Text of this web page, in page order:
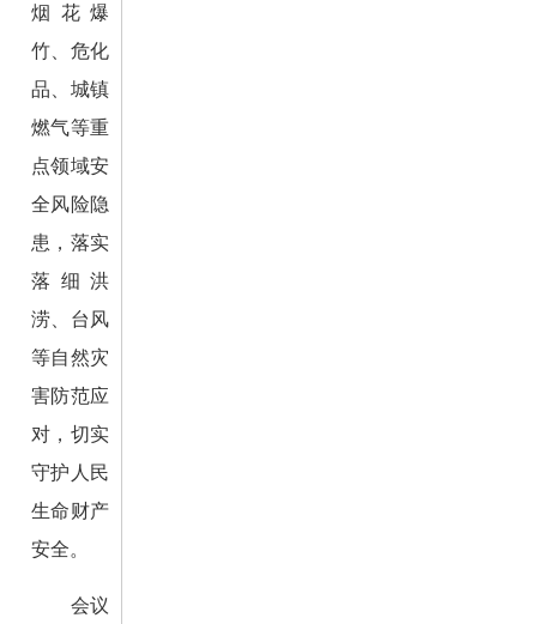
烟花爆
竹、危化
品、城镇
燃气等重
点领域安
全风险隐
患，落实
落细洪
涝、台风
等自然灾
害防范应
对，切实
守护人民
生命财产
安全。
会议